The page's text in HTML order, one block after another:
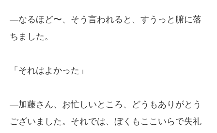
—なるほど〜、そう言われると、すうっと腑に落
ちました。
「それはよかった」
—加藤さん、お忙しいところ、どうもありがとう
ございました。それでは、ぼくもここいらで失礼